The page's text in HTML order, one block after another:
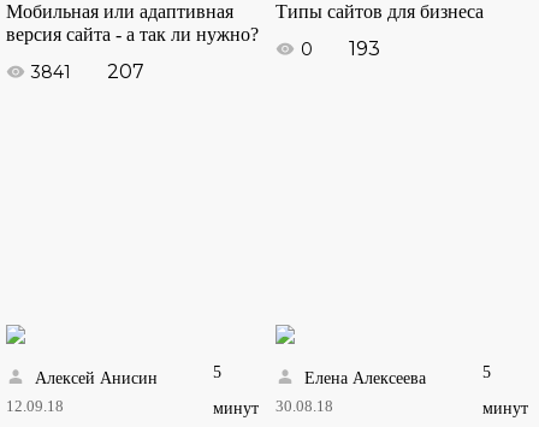
Мобильная или адаптивная
версия сайта - а так ли нужно?
3841 207
Типы сайтов для бизнеса
0 193
Алексей Анисин
12.09.18
5
минут
Елена Алексеева
30.08.18
5
минут